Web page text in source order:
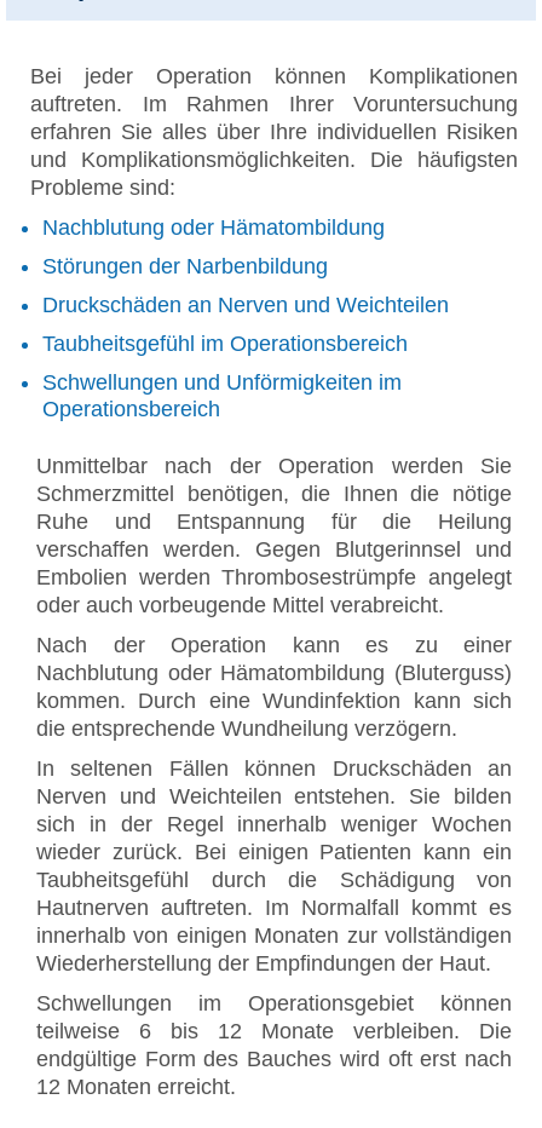
Bei jeder Operation können Komplikationen
auftreten. Im Rahmen Ihrer Voruntersuchung
erfahren Sie alles über Ihre individuellen Risiken
und Komplikationsmöglichkeiten. Die häufigsten
Probleme sind:
Nachblutung oder Hämatombildung
Störungen der Narbenbildung
Druckschäden an Nerven und Weichteilen
Taubheitsgefühl im Operationsbereich
Schwellungen und Unförmigkeiten im
Operationsbereich
Unmittelbar nach der Operation werden Sie
Schmerzmittel benötigen, die Ihnen die nötige
Ruhe und Entspannung für die Heilung
verschaffen werden. Gegen Blutgerinnsel und
Embolien werden Thrombosestrümpfe angelegt
oder auch vorbeugende Mittel verabreicht.
Nach der Operation kann es zu einer
Nachblutung oder Hämatombildung (Bluterguss)
kommen. Durch eine Wundinfektion kann sich
die entsprechende Wundheilung verzögern.
In seltenen Fällen können Druckschäden an
Nerven und Weichteilen entstehen. Sie bilden
sich in der Regel innerhalb weniger Wochen
wieder zurück. Bei einigen Patienten kann ein
Taubheitsgefühl durch die Schädigung von
Hautnerven auftreten. Im Normalfall kommt es
innerhalb von einigen Monaten zur vollständigen
Wiederherstellung der Empfindungen der Haut.
Schwellungen im Operationsgebiet können
teilweise 6 bis 12 Monate verbleiben. Die
endgültige Form des Bauches wird oft erst nach
12 Monaten erreicht.